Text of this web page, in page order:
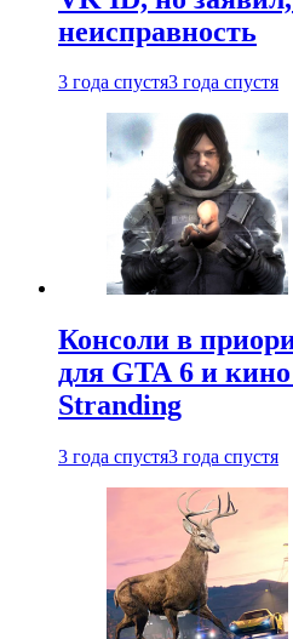
неисправность
3 года спустя3 года спустя
Консоли в
для GTA 6 и
Stranding
3 года спустя3 года спустя